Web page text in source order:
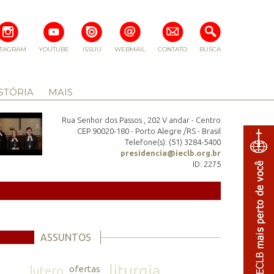
BUSCA
CONTATO
WEBMAIL
ISSUU
YOUTUBE
MAIS
Rua Senhor dos Passos , 202 V andar - Centro
CEP 90020-180 - Porto Alegre /RS - Brasil
Telefone(s): (51) 3284-5400
presidencia@ieclb.org.br
ID: 2275
ASSUNTOS
lutero ofertas